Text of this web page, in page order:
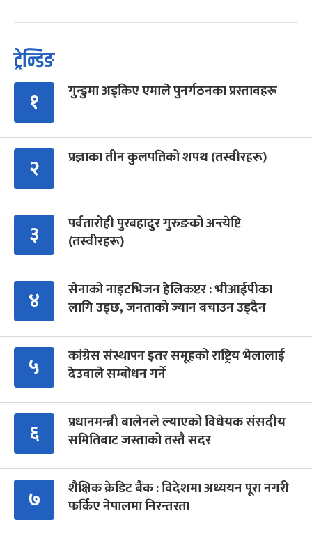
ट्रेन्डिङ
१ गुन्डुमा अड्किए एमाले पुनर्गठनका प्रस्तावहरू
२ प्रज्ञाका तीन कुलपतिको शपथ (तस्वीरहरू)
३
पर्वतारोही पुरबहादुर गुरुङको अन्त्येष्टि
(तस्वीरहरू)
४
सेनाको नाइटभिजन हेलिकप्टर : भीआईपीका
लागि उड्छ, जनताको ज्यान बचाउन उड्दैन
५
कांग्रेस संस्थापन इतर समूहको राष्ट्रिय भेलालाई
देउवाले सम्बोधन गर्ने
६
प्रधानमन्त्री बालेनले ल्याएको विधेयक संसदीय
समितिबाट जस्ताको तस्तै सदर
७
शैक्षिक क्रेडिट बैंक : विदेशमा अध्ययन पूरा नगरी
फर्किए नेपालमा निरन्तरता